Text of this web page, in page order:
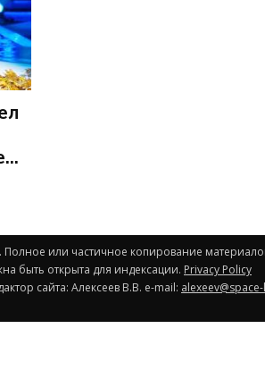
или частичное копирование
быть открыта для индексации. Privacy Policy
сайта: Алексеев В.В. e-mail: